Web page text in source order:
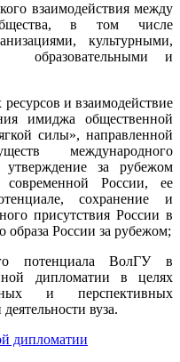
взаимодействия между
в том числе
культурными,
образовательными и
и взаимодействие
имиджа общественной
силы», направленной
международного
за рубежом
современной России, ее
сохранение и
присутствия России в
России за рубежом;
потенциала ВолГУ в
дипломатии в целях
и перспективных
вуза.
дипломатии